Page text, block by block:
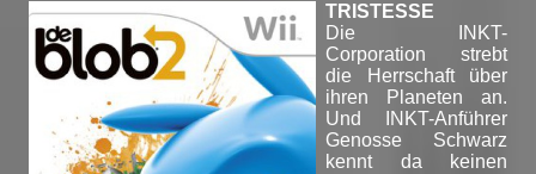
TRISTESSE
Die INKT-
Corporation strebt
die Herrschaft über
ihren Planeten an.
Und INKT-Anführer
Genosse Schwarz
kennt da keinen